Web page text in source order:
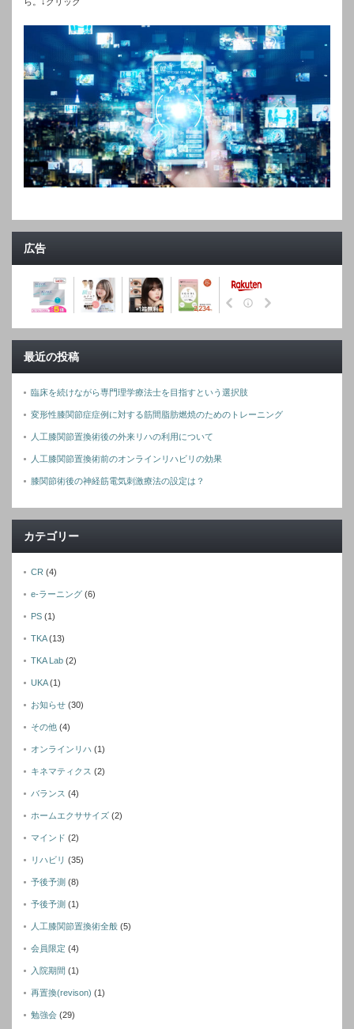
広告
最近の投稿
臨床を続けながら専門理学療法士を目指すという選択肢
変形性膝関節症症例に対する筋間脂肪燃焼のためのトレーニング
人工膝関節置換術後の外来リハの利用について
人工膝関節置換術前のオンラインリハビリの効果
膝関節術後の神経筋電気刺激療法の設定は？
カテゴリー
CR (4)
e-ラーニング (6)
PS (1)
TKA(13)
TKA Lab (2)
UKA(1)
お知らせ (30)
その他 (4)
オンラインリハ (1)
キネマティクス (2)
バランス (4)
ホームエクササイズ (2)
マインド (2)
リハビリ (35)
予後予測 (8)
予後予測 (1)
人工膝関節置換術全般 (5)
会員限定 (4)
入院期間 (1)
再置換(revison) (1)
勉強会 (29)